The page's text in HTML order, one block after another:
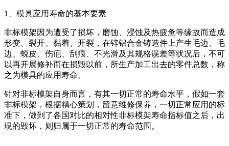
1、模具应用寿命的基本要素
非标模架因为遭受了损坏，磨蚀、浸蚀及热疲惫等缘故而造成
形变、裂开、黏着、开裂，在锌铝合金铸造件上产生毛边、毛
边、蜕皮、伤疤、刮痕、不光滑及其规格误差等状况后，不可
以再开展修补而在损毁以前，所生产加工出去的零件总数，称
之为模具的应用寿命。
针对非标模架自身而言，有其一切正常的寿命水平，假如一套
非标模架，根据精心策划，留意维修保养，一切正常应用的标
准下，做到了各国对比的相对性非标模架寿命指标值之后，出
現的毁坏，则归属于一切正常的寿命范围。